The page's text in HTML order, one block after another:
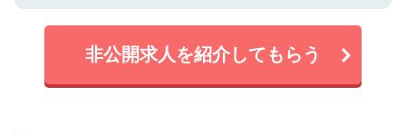
非公開求人を紹介してもらう